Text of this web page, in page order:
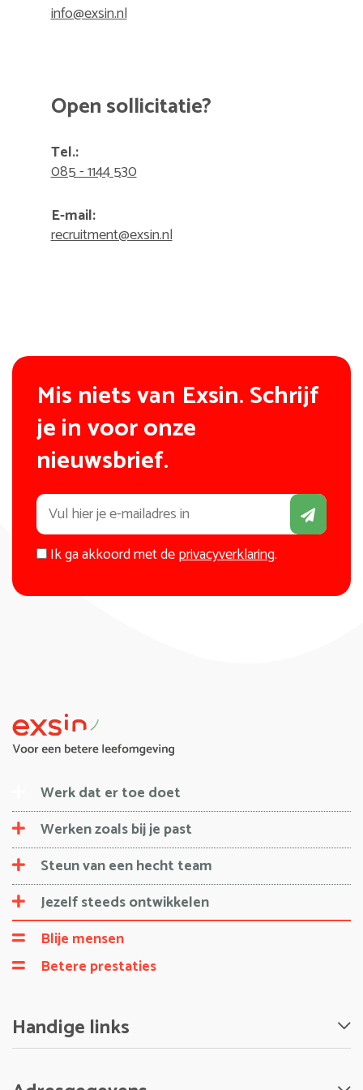
info@exsin.nl
Open sollicitatie?
Tel.:
085 - 1144 530
E-mail:
recruitment@exsin.nl
Mis niets van Exsin. Schrijf
je in voor onze
nieuwsbrief.
Ik ga akkoord met deprivacyverklaring.
Werk dat er toe doet
Werken zoals bij je past
Steun van een hecht team
Jezelf steeds ontwikkelen
Blije mensen
Betere prestaties
Handige links
Nieuws